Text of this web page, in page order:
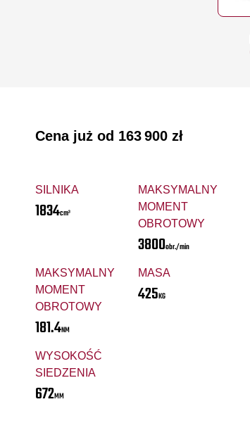
Cena już od 163 900 zł
SILNIKA
1834cm³
MAKSYMALNY
MOMENT
OBROTOWY
3800obr./min
MAKSYMALNY
MOMENT
OBROTOWY
181.4NM
MASA
425KG
WYSOKOŚĆ
SIEDZENIA
672MM